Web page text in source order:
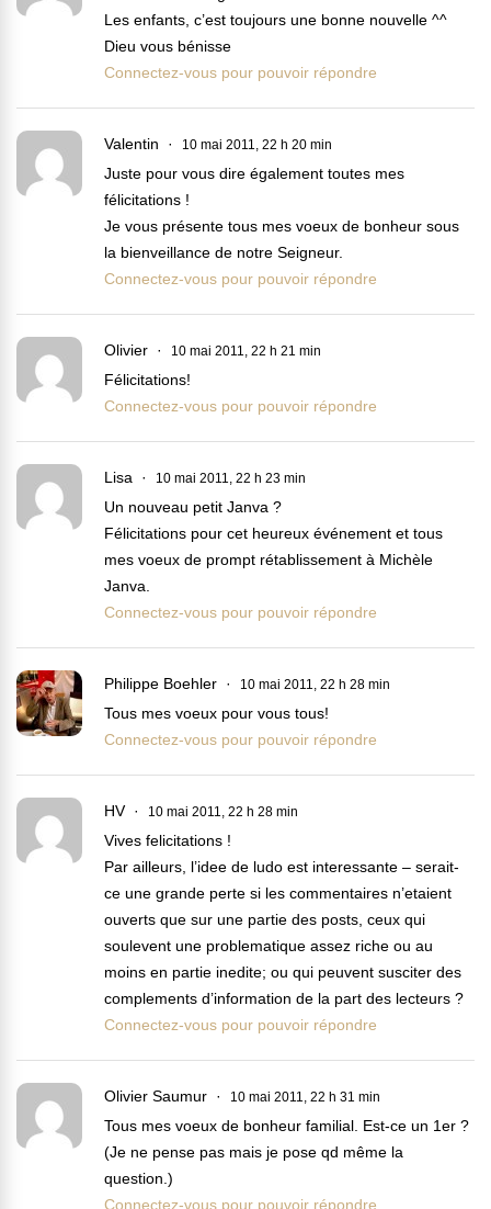
Les enfants, c’est toujours une bonne nouvelle ^^
Dieu vous bénisse
Connectez-vous pour pouvoir répondre
Valentin 10 mai 2011, 22 h 20 min
Juste pour vous dire également toutes mes
félicitations !
Je vous présente tous mes voeux de bonheur sous
la bienveillance de notre Seigneur.
Connectez-vous pour pouvoir répondre
Olivier 10 mai 2011, 22 h 21 min
Félicitations!
Connectez-vous pour pouvoir répondre
Lisa 10 mai 2011, 22 h 23 min
Un nouveau petit Janva ?
Félicitations pour cet heureux événement et tous
mes voeux de prompt rétablissement à Michèle
Janva.
Connectez-vous pour pouvoir répondre
Philippe Boehler 10 mai 2011, 22 h 28 min
Tous mes voeux pour vous tous!
Connectez-vous pour pouvoir répondre
HV 10 mai 2011, 22 h 28 min
Vives felicitations !
Par ailleurs, l’idee de ludo est interessante – serait-
ce une grande perte si les commentaires n’etaient
ouverts que sur une partie des posts, ceux qui
soulevent une problematique assez riche ou au
moins en partie inedite; ou qui peuvent susciter des
complements d’information de la part des lecteurs ?
Connectez-vous pour pouvoir répondre
Olivier Saumur 10 mai 2011, 22 h 31 min
Tous mes voeux de bonheur familial. Est-ce un 1er ?
(Je ne pense pas mais je pose qd même la
question.)
Connectez-vous pour pouvoir répondre